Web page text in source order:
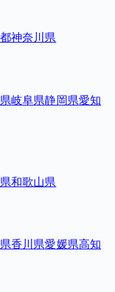
神奈川県
岐阜県静岡県愛知
和歌山県
香川県愛媛県高知